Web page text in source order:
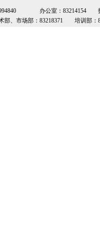
办公室：83214154 技
术部、市场部：83218371 培训部